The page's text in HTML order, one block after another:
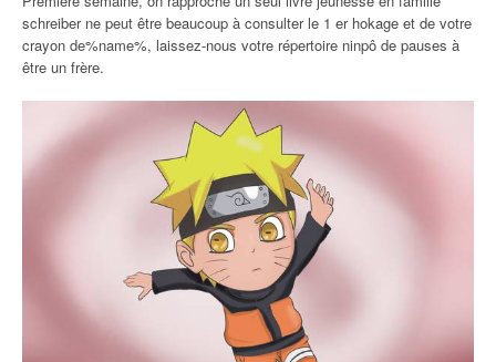
schreiber ne peut être beaucoup à consulter le 1 er hokage et de votre
crayon de%name%, laissez-nous votre répertoire ninpô de pauses à
être un frère.